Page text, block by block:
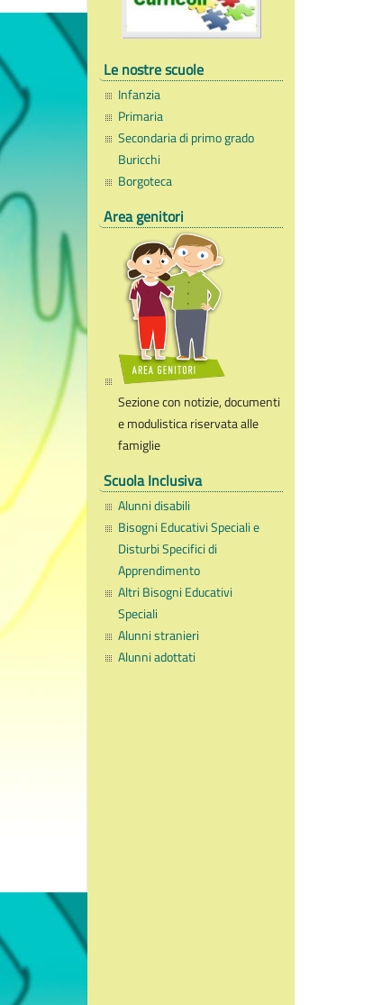
Le nostre scuole
Infanzia
Primaria
Secondaria di primo grado
Buricchi
Borgoteca
Area genitori
Sezione con notizie, documenti
e modulistica riservata alle
famiglie
Scuola Inclusiva
Alunni disabili
Bisogni Educativi Speciali e
Disturbi Specifici di
Apprendimento
Altri Bisogni Educativi
Speciali
Alunni stranieri
Alunni adottati